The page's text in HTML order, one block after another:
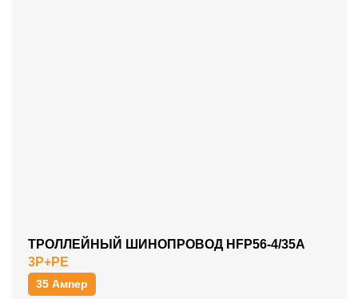
ТРОЛЛЕЙНЫЙ ШИНОПРОВОД HFP56-4/35A
3P+PE
35 Ампер